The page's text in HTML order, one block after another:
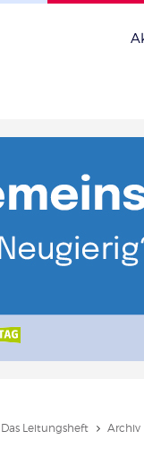
Das Leitungsheft Archiv